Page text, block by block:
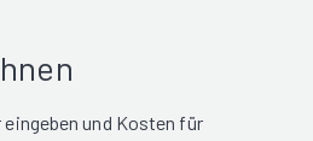
und Kosten für